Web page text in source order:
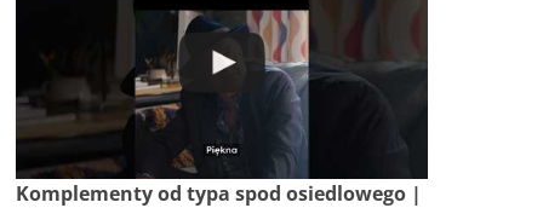
Komplementy od typa spod osiedlowego |